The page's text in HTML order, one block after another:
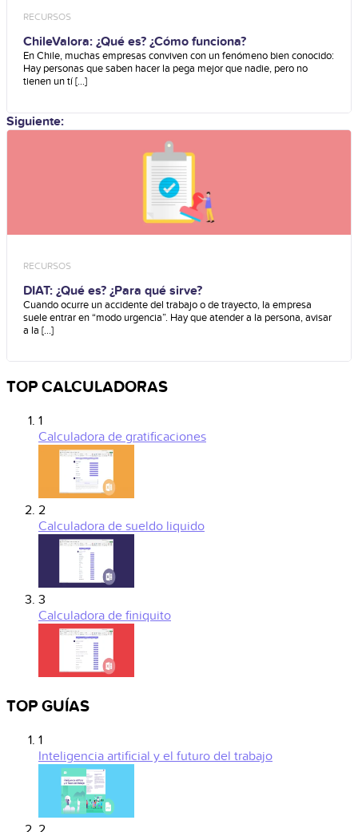
RECURSOS
ChileValora: ¿Qué es? ¿Cómo funciona?
En Chile, muchas empresas conviven con un fenómeno bien conocido:
Hay personas que saben hacer la pega mejor que nadie, pero no
tienen un tí [...]
Siguiente:
RECURSOS
DIAT: ¿Qué es? ¿Para qué sirve?
Cuando ocurre un accidente del trabajo o de trayecto, la empresa
suele entrar en “modo urgencia”. Hay que atender a la persona, avisar
a la [...]
TOP CALCULADORAS
1
Calculadora de gratificaciones
2
Calculadora de sueldo liquido
3
Calculadora de finiquito
TOP GUÍAS
1
Inteligencia artificial y el futuro del trabajo